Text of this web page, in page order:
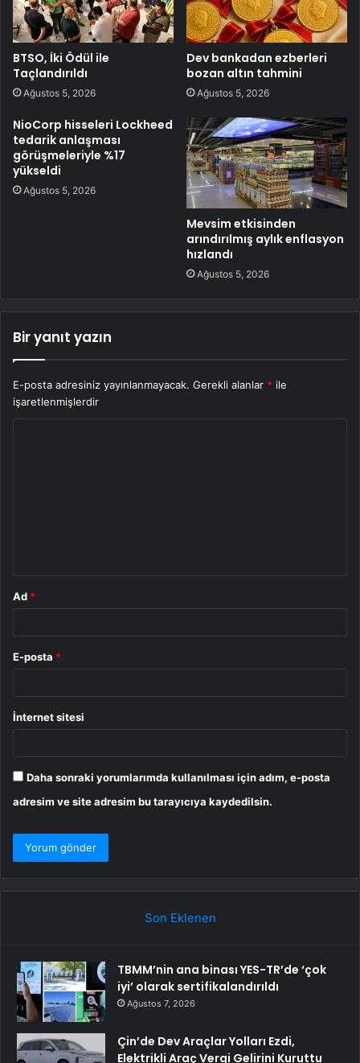
BTSO, İki Ödül ile
Taçlandırıldı
Ağustos 5, 2026
Dev bankadan ezberleri
bozan altın tahmini
Ağustos 5, 2026
NioCorp hisseleri Lockheed
tedarik anlaşması
görüşmeleriyle %17
yükseldi
Ağustos 5, 2026
Mevsim etkisinden
arındırılmış aylık enflasyon
hızlandı
Ağustos 5, 2026
Bir yanıt yazın
E-posta adresiniz yayınlanmayacak. Gerekli alanlar * ile
işaretlenmişlerdir
Ad *
E-posta *
İnternet sitesi
Daha sonraki yorumlarımda kullanılması için adım, e-posta
adresim ve site adresim bu tarayıcıya kaydedilsin.
Son Eklenen
TBMM’nin ana binası YES-TR’de ‘çok
iyi’ olarak sertifikalandırıldı
Ağustos 7, 2026
Çin’de Dev Araçlar Yolları Ezdi,
Elektrikli Araç Vergi Gelirini Kuruttu